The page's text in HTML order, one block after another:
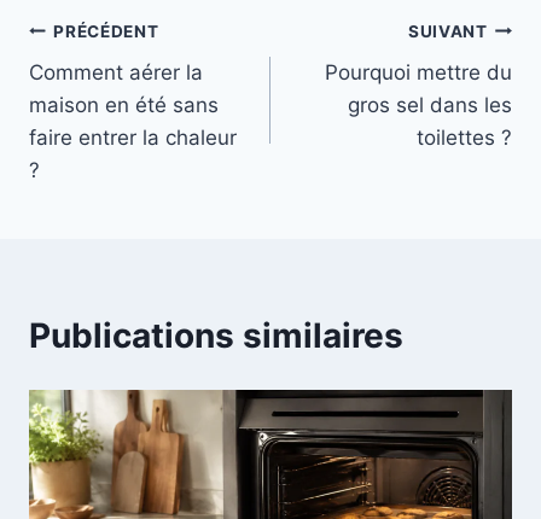
Navigation
de
l’article
PRÉCÉDENT
Comment aérer la
maison en été sans
faire entrer la chaleur
?
SUIVANT
Pourquoi mettre du
gros sel dans les
toilettes ?
Publications similaires